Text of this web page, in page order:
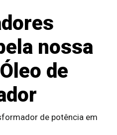
nossa
de
de potência em